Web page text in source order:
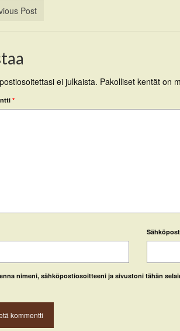
Post
ei julkaista. Pakolliset kentät on
*
nimeni, sähköpostiosoitteeni ja sivustoni tähän